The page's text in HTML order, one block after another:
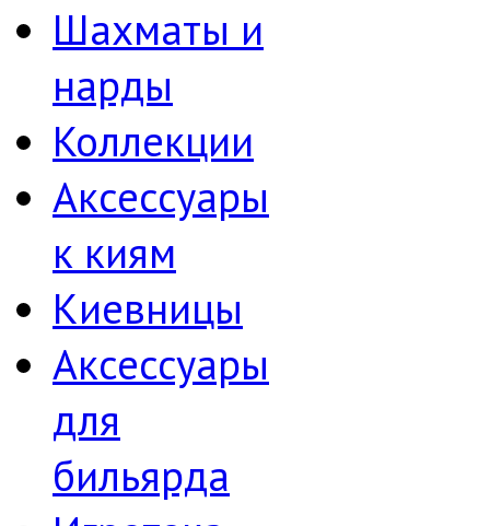
Шахматы и
нарды
Коллекции
Аксессуары
к киям
Киевницы
Аксессуары
для
бильярда